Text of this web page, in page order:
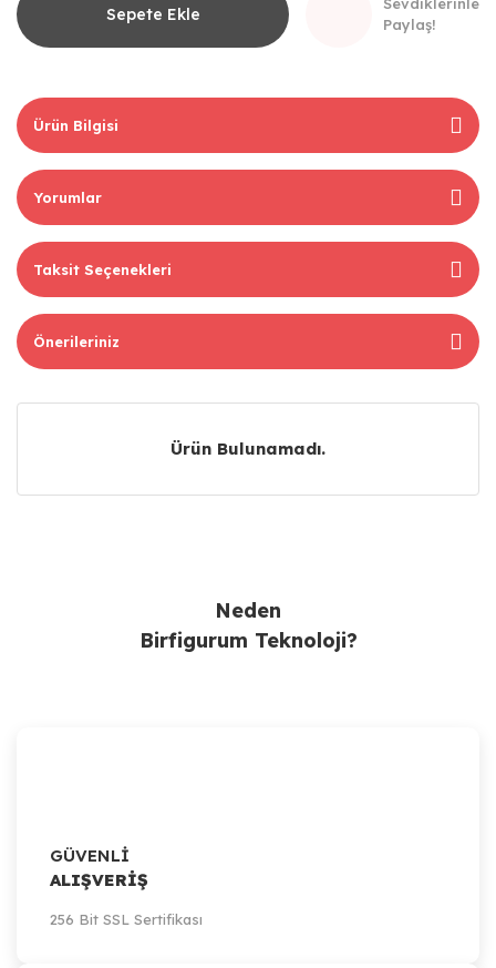
Sepete Ekle
Paylaş!
Ürün Bilgisi
Yorumlar
Taksit Seçenekleri
Önerileriniz
Ürün Bulunamadı.
Neden
Birfigurum Teknoloji?
GÜVENLİ
ALIŞVERİŞ
256 Bit SSL Sertifikası